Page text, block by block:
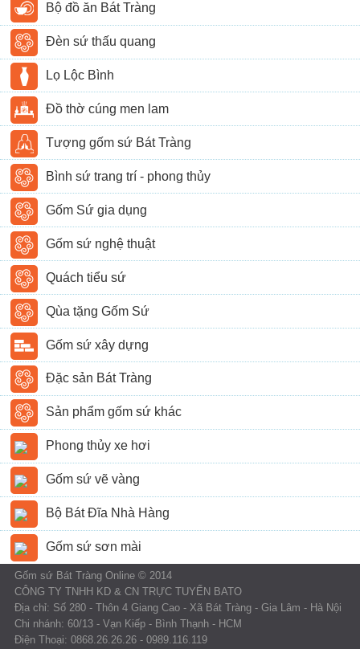
Bộ đồ ăn Bát Tràng
Đèn sứ thấu quang
Lọ Lộc Bình
Đồ thờ cúng men lam
Tượng gốm sứ Bát Tràng
Bình sứ trang trí - phong thủy
Gốm Sứ gia dụng
Gốm sứ nghệ thuật
Quách tiểu sứ
Qùa tặng Gốm Sứ
Gốm sứ xây dựng
Đặc sản Bát Tràng
Sản phẩm gốm sứ khác
Phong thủy xe hơi
Gốm sứ vẽ vàng
Bộ Bát Đĩa Nhà Hàng
Gốm sứ sơn mài
Gốm sứ Bát Tràng Online © 2014
CÔNG TY TNHH KD & CN TRỰC TUYẾN BATO
Địa chỉ: Số 280 - Thôn 4 Giang Cao - Xã Bát Tràng - Gia Lâm - Hà Nội
Chi nhánh: 60/13 - Vạn Kiếp - Bình Thạnh - HCM
Điện Thoại: 0868.26.26.26 - 0989.116.119